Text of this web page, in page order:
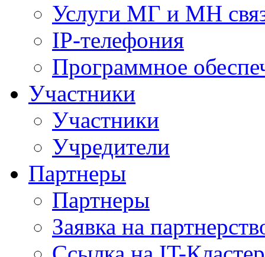
Услуги МГ и МН
IP-телефония
Программное
Участники
Участники
Учредители
Партнеры
Партнеры
Заявка на